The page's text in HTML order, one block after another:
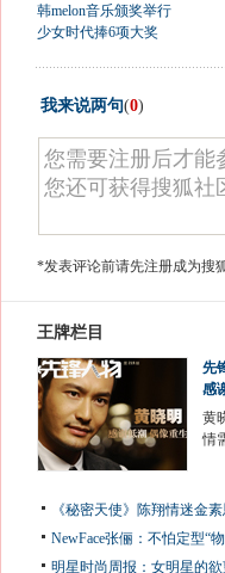
韩melon音乐颁奖举行
少女时代捧6项大奖
我来说两句(0)
*发表评论前请先注册成为搜
王牌栏目
先
感
黄
情
《秘密天使》陈翔情迷金
NewFace张俪：不怕定型“
明星时尚周报：女明星的